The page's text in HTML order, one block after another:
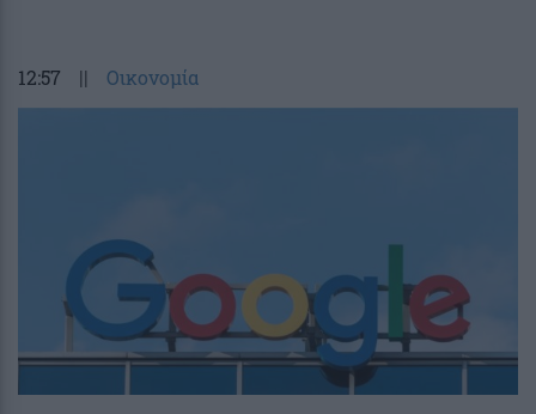
12:57 || Οικονομία